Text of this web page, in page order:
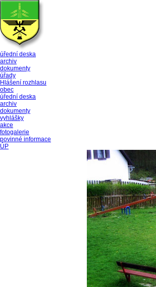
úřední deska
archiv
dokumenty
úřady
Hlášení rozhlasu
obec
úřední deska
archiv
dokumenty
vyhlášky
akce
fotogalerie
povinné informace
ÚP